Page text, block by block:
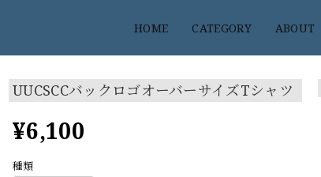
HOME CATEGORY ABOUT
UUCSCCバックロゴオーバーサイズTシャツ
¥6,100
種類